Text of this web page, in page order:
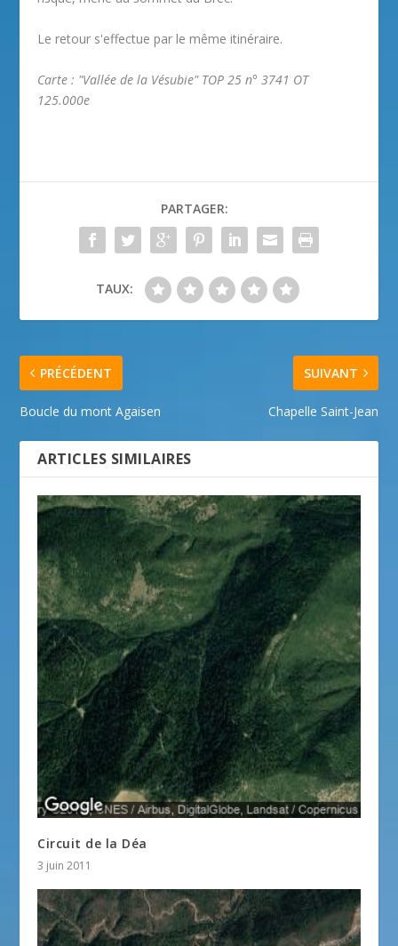
Le retour s'effectue par le même itinéraire.
Carte : "Vallée de la Vésubie" TOP 25 n° 3741 OT
125.000e
PARTAGER:
TAUX:
PRÉCÉDENT
Boucle du mont Agaisen
SUIVANT
Chapelle Saint-Jean
ARTICLES SIMILAIRES
Circuit de la Déa
3 juin 2011